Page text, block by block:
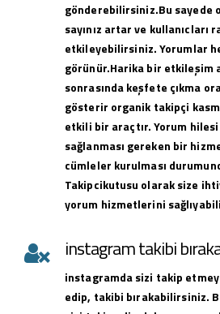
gönderebilirsiniz.Bu sayede
sayınız artar ve kullanıcları
etkileyebilirsiniz. Yorumlar
görünür.Harika bir etkileşim
sonrasında keşfete çıkma
gösterir organik takipçi
etkili bir araçtır. Yorum
sağlanması gereken bir
cümleler kurulması
Takipcikutusu olarak size
yorum hizmetlerini
instagram takibi
instagramda sizi takip
edip, takibi bırakabilirsiniz.